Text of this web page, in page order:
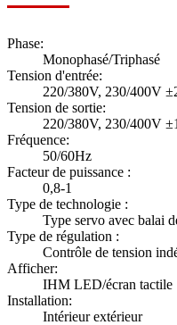
Phase:
Monophasé/Triphasé
Tension d'entrée:
220/380V, 230/400V
Tension de sortie:
220/380V, 230/400V
Fréquence:
50/60Hz
Facteur de puissance :
0,8-1
Type de technologie :
Type servo avec balai
Type de régulation :
Contrôle de tension
Afficher:
IHM LED/écran tactile
Installation:
Intérieur extérieur